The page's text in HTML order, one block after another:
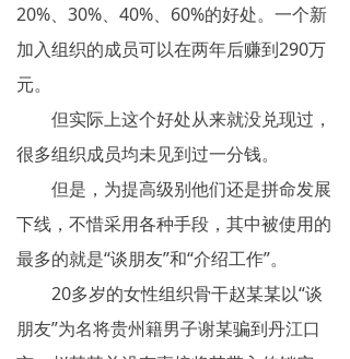
20%、30%、40%、60%的好处。一个新
加入组织的成员可以在两年后赚到290万
元。
但实际上这个好处从来就没兑现过，
很多组织成员均未见到过一分钱。
但是，为提高级别他们还是拼命发展
下线，不惜采用各种手段，其中被使用的
最多的就是“谈朋友”和“介绍工作”。
20多岁的女性组织骨干赵某某以“谈
朋友”为名将贵州籍男子谢某骗到丹江口